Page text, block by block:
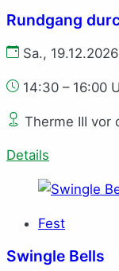
Rundgang
Sa., 19.12.2026
14:30 – 16:00
Therme III vor
Details
Fest
Swingle Bells